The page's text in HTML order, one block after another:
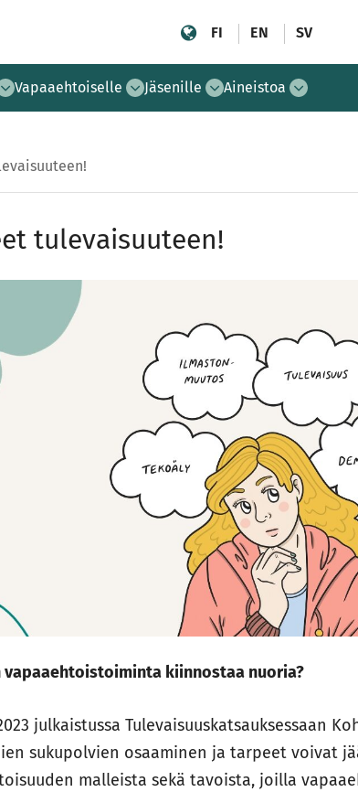
FI EN SV
Vapaaehtoiselle Jäsenille Aineistoa
tulevaisuuteen!
vapaaehtoistoiminta kiinnostaa nuoria?
julkaistussa Tulevaisuuskatsauksessaan
sukupolvien osaaminen ja tarpeet voivat
malleista sekä tavoista, joilla